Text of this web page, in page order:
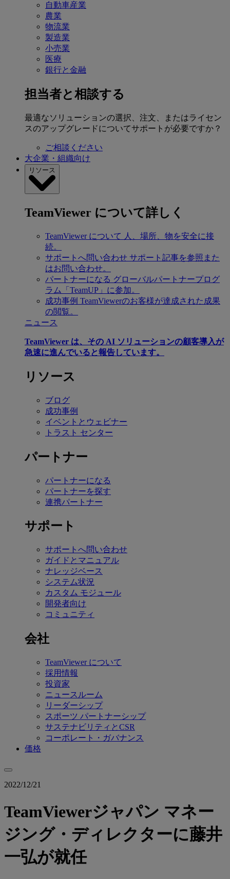
自動車産業
農業
物流業
製造業
小売業
医療
銀行と金融
担当者と相談する
最適なソリューションの選択、注文、またはライセン
スのアップグレードについてサポートが必要ですか？
ご相談ください
大企業・組織向け
リソース
TeamViewer について詳しく
TeamViewer について 人、場所、物を安全に接
続。
サポートへ問い合わせ サポート記事を参照また
はお問い合わせ。
パートナーになる グローバルパートナープログ
ラム「TeamUP」に参加。
成功事例 TeamViewerのお客様が達成された成果
の閲覧。
ニュース
TeamViewer は、その AI ソリューションの顧客導入が
急速に進んでいると報告しています。
リソース
ブログ
成功事例
イベントとウェビナー
トラスト センター
パートナー
パートナーになる
パートナーを探す
連携パートナー
サポート
サポートへ問い合わせ
ガイドとマニュアル
ナレッジベース
システム状況
カスタム モジュール
開発者向け
コミュニティ
会社
TeamViewer について
採用情報
投資家
ニュースルーム
リーダーシップ
スポーツ パートナーシップ
サステナビリティとCSR
コーポレート・ガバナンス
価格
2022/12/21
TeamViewerジャパン マネー
ジング・ディレクターに藤井
一弘が就任